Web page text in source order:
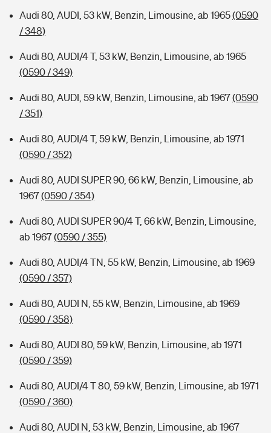
Audi 80, AUDI, 53 kW, Benzin, Limousine, ab 1965(0590
/ 348)
Audi 80, AUDI/4 T, 53 kW, Benzin, Limousine, ab 1965
(0590 / 349)
Audi 80, AUDI, 59 kW, Benzin, Limousine, ab 1967(0590
/ 351)
Audi 80, AUDI/4 T, 59 kW, Benzin, Limousine, ab 1971
(0590 / 352)
Audi 80, AUDI SUPER 90, 66 kW, Benzin, Limousine, ab
1967(0590 / 354)
Audi 80, AUDI SUPER 90/4 T, 66 kW, Benzin, Limousine,
ab 1967(0590 / 355)
Audi 80, AUDI/4 TN, 55 kW, Benzin, Limousine, ab 1969
(0590 / 357)
Audi 80, AUDI N, 55 kW, Benzin, Limousine, ab 1969
(0590 / 358)
Audi 80, AUDI 80, 59 kW, Benzin, Limousine, ab 1971
(0590 / 359)
Audi 80, AUDI/4 T 80, 59 kW, Benzin, Limousine, ab 1971
(0590 / 360)
Audi 80, AUDI N, 53 kW, Benzin, Limousine, ab 1967